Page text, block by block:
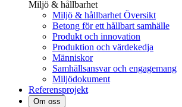
Miljö & hållbarhet
Miljö & hållbarhet Översikt
Betong för ett hållbart samhälle
Produkt och innovation
Produktion och värdekedja
Människor
Samhällsansvar och engagemang
Miljödokument
Referensprojekt
Om oss